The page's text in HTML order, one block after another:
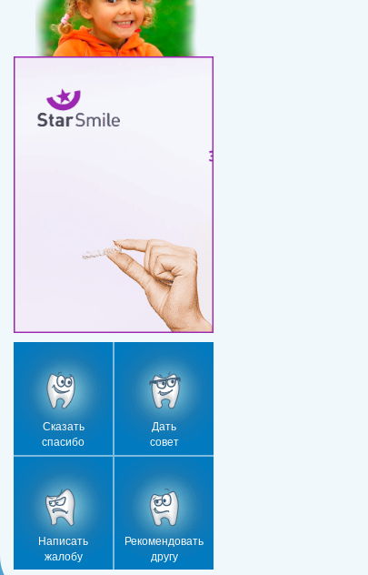
Сказать
спасибо
Дать
совет
Написать
жалобу
Рекомендовать
другу